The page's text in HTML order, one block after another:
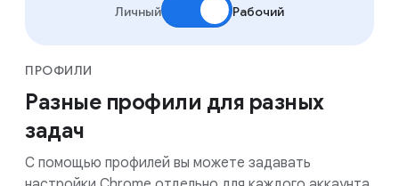
ПРОФИЛИ
Разные профили для разных
задач
С помощью профилей вы можете задавать
Личный Рабочий